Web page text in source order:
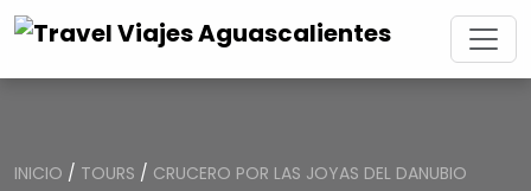
INICIO / TOURS / CRUCERO POR LAS JOYAS DEL DANUBIO